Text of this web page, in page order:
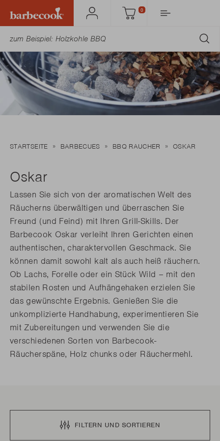
Mein
Einkaufswagen
0
STARTSEITE BARBECUES BBQ RAUCHER OSKAR
Oskar
Lassen Sie sich von der aromatischen Welt des
Räucherns überwältigen und überraschen Sie
Freund (und Feind) mit Ihren Grill-Skills. Der
Barbecook Oskar verleiht Ihren Gerichten einen
authentischen, charaktervollen Geschmack. Sie
können damit sowohl kalt als auch heiß räuchern.
Ob Lachs, Forelle oder ein Stück Wild – mit den
stabilen Rosten und Aufhängehaken erzielen Sie
das gewünschte Ergebnis. Genießen Sie die
unkomplizierte Handhabung, experimentieren Sie
mit Zubereitungen und verwenden Sie die
verschiedenen Sorten von Barbecook-
Räucherspäne, Holz chunks oder Räuchermehl.
FILTERN UND SORTIEREN